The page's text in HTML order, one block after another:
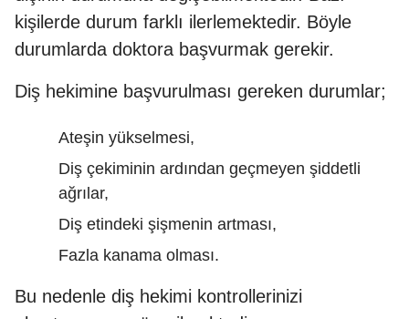
kişilerde durum farklı ilerlemektedir. Böyle
durumlarda doktora başvurmak gerekir.
Diş hekimine başvurulması gereken durumlar;
Ateşin yükselmesi,
Diş çekiminin ardından geçmeyen şiddetli
ağrılar,
Diş etindeki şişmenin artması,
Fazla kanama olması.
Bu nedenle diş hekimi kontrollerinizi